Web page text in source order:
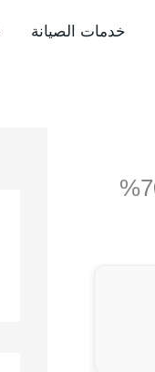
خدمات الصيانة